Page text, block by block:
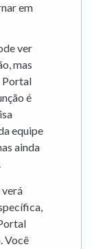
em
ver
mas
Portal
é
equipe
ainda
Você